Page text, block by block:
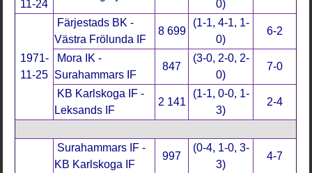
11-24 0)
1971-
11-25
Färjestads BK -
Västra Frölunda IF
8 699
(1-1, 4-1, 1-
0)
6-2
Mora IK -
Surahammars IF
847
(3-0, 2-0, 2-
0)
7-0
KB Karlskoga IF -
Leksands IF
2 141
(1-1, 0-0, 1-
3)
2-4
Surahammars IF -
KB Karlskoga IF
997
(0-4, 1-0, 3-
3)
4-7